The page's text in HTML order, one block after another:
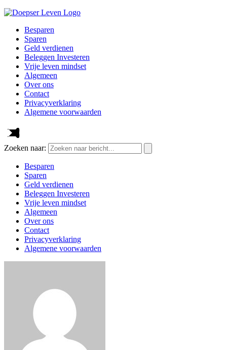
Besparen
Sparen
Geld verdienen
Beleggen Investeren
Vrije leven mindset
Algemeen
Over ons
Contact
Privacyverklaring
Algemene voorwaarden
Zoeken naar:
Besparen
Sparen
Geld verdienen
Beleggen Investeren
Vrije leven mindset
Algemeen
Over ons
Contact
Privacyverklaring
Algemene voorwaarden